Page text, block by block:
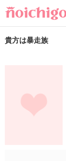
貴方は暴走族